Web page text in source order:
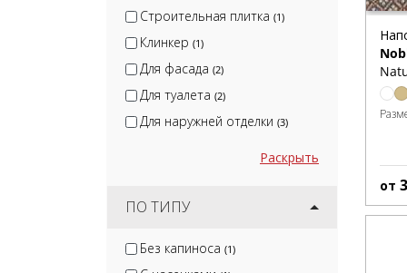
Строительная плитка (1)
Клинкер (1)
Для фасада (2)
Для туалета (2)
Для наружней отделки (3)
Раскрыть
ПО ТИПУ
Без капиноса (1)
от